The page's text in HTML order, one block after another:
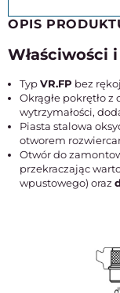
OPIS
Właściwości
TypVR.FP bez
Okrągłe pokrętło
wytrzymałości,
Piasta stalowa
otworem
Otwór do
przekraczając
wpustowego) oraz